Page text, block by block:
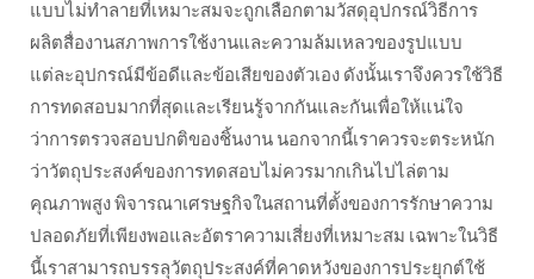
แบบไม่ทำลายที่เหมาะสมจะถูกเลือกตามวัสดุอุปกรณ์วิธีการ
ผลิตสื่องานสภาพการใช้งานและความล้มเหลวของรูปแบบ
แต่ละอุปกรณ์มีข้อดีและข้อเสียของตัวเอง ดังนั้นเราจึงควรใช้วิธี
การทดสอบมากที่สุดและเรียนรู้จากกันและกันเพื่อให้แน่ใจ
ว่าการตรวจสอบปกติของชิ้นงาน นอกจากนี้เราควรจะตระหนัก
ว่าวัตถุประสงค์ของการทดสอบไม่ควรมากเกินไปไล่ตาม
คุณภาพสูง พิจารณาเศรษฐกิจในสถานที่ตั้งของการรักษาความ
ปลอดภัยที่เพียงพอและอัตราความเสี่ยงที่เหมาะสม เฉพาะในวิธี
นี้เราสามารถบรรลุวัตถุประสงค์ที่คาดหวังของการประยุกต์ใช้